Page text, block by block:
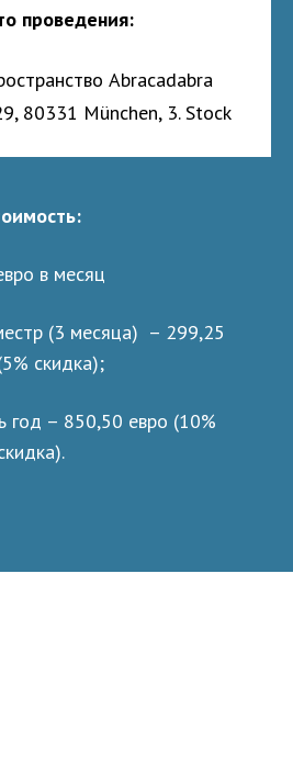
проведения:
Abracadabra
80331 München, 3. Stock
в месяц
(3 месяца) – 299,25
скидка);
год – 850,50 евро (10%